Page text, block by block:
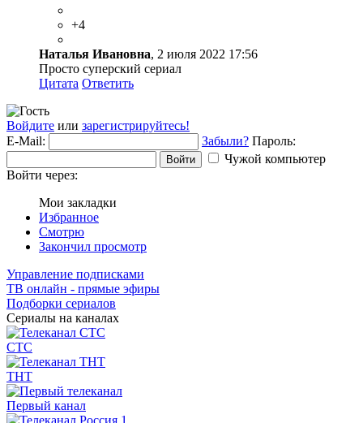
+4
Наталья Ивановна, 2 июля 2022 17:56
Просто суперский сериал
Цитата Ответить
Войдите или зарегистрируйтесь!
E-Mail:
Забыли? Пароль:
Войти
Чужой компьютер
Войти через:
Мои закладки
Избранное
Смотрю
Закончил просмотр
Управление подписками
ТВ онлайн - прямые эфиры
Подборки сериалов
Сериалы на каналах
СТС
ТНТ
Первый канал